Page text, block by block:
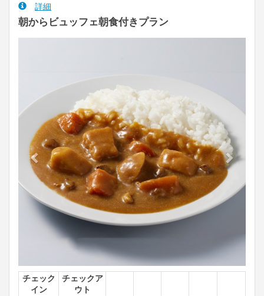
詳細
朝からビュッフェ朝食付きプラン
チェック
イン
チェックア
ウト